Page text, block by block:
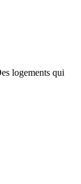
logements qui